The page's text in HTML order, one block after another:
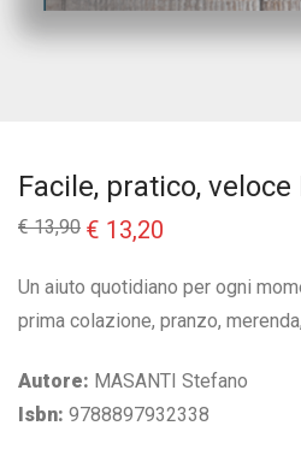
Facile, pratico,
€13,90 Il
prezzo
era:
€ 13,90.
€ 13,20
è:
€ 13,20.
Un aiuto quotidiano per ogni
prima colazione, pranzo,
Autore: MASANTI Stefano
Isbn: 9788897932338